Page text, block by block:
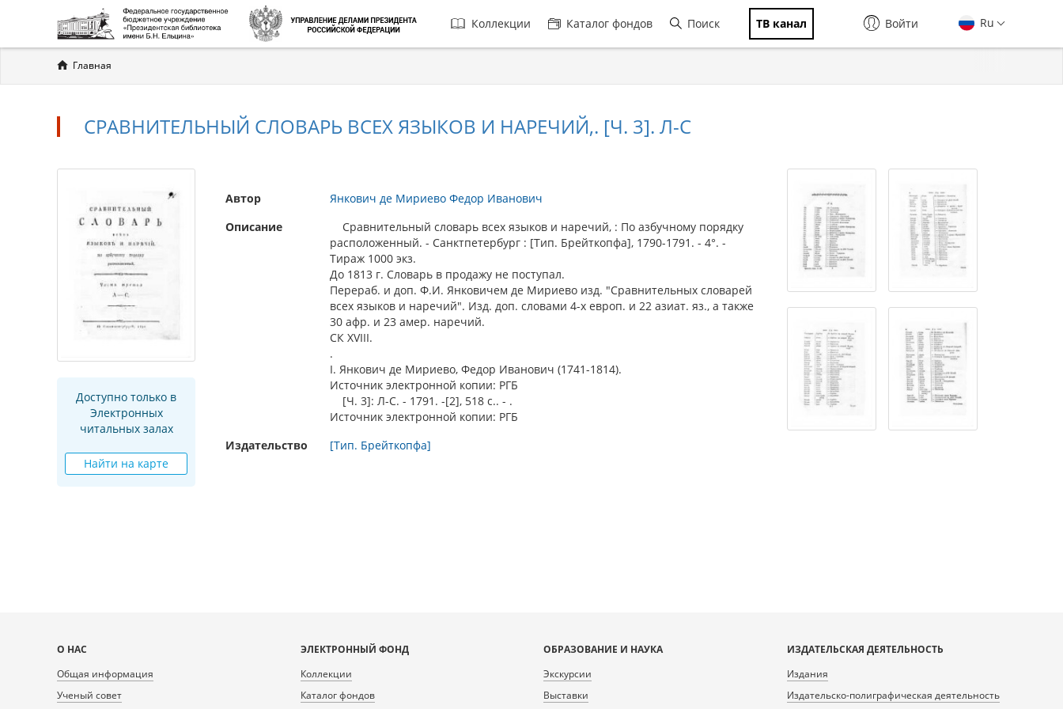
Главная
навигация
Коллекции Каталог фондов Поиск ТВ канал Ru
Войти
Вы
здесь
Главная
СРАВНИТЕЛЬНЫЙ СЛОВАРЬ ВСЕХ ЯЗЫКОВ И НАРЕЧИЙ,. [Ч. 3]. Л-С
Доступно только в
Электронных
читальных залах
Найти на карте
Автор
Янкович де Мириево Федор Иванович
Описание
Сравнительный словарь всех языков и наречий, : По азбучному порядку
расположенный. - Санктпетербург : [Тип. Брейткопфа], 1790-1791. - 4°. -
Тираж 1000 экз.
До 1813 г. Словарь в продажу не поступал.
Перераб. и доп. Ф.И. Янковичем де Мириево изд. "Сравнительных словарей
всех языков и наречий". Изд. доп. словами 4-х европ. и 22 азиат. яз., а также
30 афр. и 23 амер. наречий.
СК XVIII.
.
I. Янкович де Мириево, Федор Иванович (1741-1814).
Источник электронной копии: РГБ
[Ч. 3]: Л-С. - 1791. -[2], 518 с.. - .
Источник электронной копии: РГБ
Издательство
[Тип. Брейткопфа]
Карта
сайта
О НАС
Общая информация
Ученый совет
ЭЛЕКТРОННЫЙ ФОНД
Коллекции
Каталог фондов
ОБРАЗОВАНИЕ И НАУКА
Экскурсии
Выставки
ИЗДАТЕЛЬСКАЯ ДЕЯТЕЛЬНОСТЬ
Издания
Издательско-полиграфическая деятельность